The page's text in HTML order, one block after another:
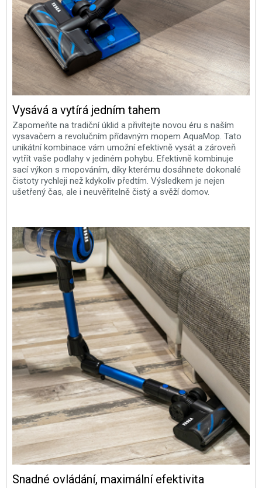
Vysává a vytírá jedním tahem
Zapomeňte na tradiční úklid a přivítejte novou éru s naším
vysavačem a revolučním přídavným mopem AquaMop. Tato
unikátní kombinace vám umožní efektivně vysát a zároveň
vytřít vaše podlahy v jediném pohybu. Efektivně kombinuje
sací výkon s mopováním, díky kterému dosáhnete dokonalé
čistoty rychleji než kdykoliv předtím. Výsledkem je nejen
ušetřený čas, ale i neuvěřitelně čistý a svěží domov.
Snadné ovládání, maximální efektivita